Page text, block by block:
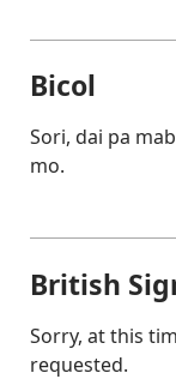
Bicol
Sori, dai pa
mo.
British
Sorry, at this
requested.